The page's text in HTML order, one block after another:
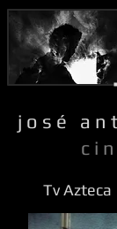
j o s é a n
c i
Tv Azteca